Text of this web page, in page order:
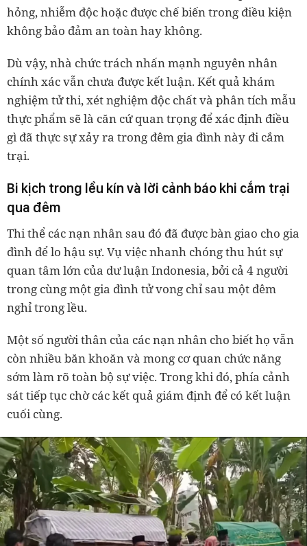
hỏng, nhiễm độc hoặc được chế biến trong điều kiện
không bảo đảm an toàn hay không.
Dù vậy, nhà chức trách nhấn mạnh nguyên nhân
chính xác vẫn chưa được kết luận. Kết quả khám
nghiệm tử thi, xét nghiệm độc chất và phân tích mẫu
thực phẩm sẽ là căn cứ quan trọng để xác định điều
gì đã thực sự xảy ra trong đêm gia đình này đi cắm
trại.
Bi kịch trong lều kín và lời cảnh báo khi cắm trại
qua đêm
Thi thể các nạn nhân sau đó đã được bàn giao cho gia
đình để lo hậu sự. Vụ việc nhanh chóng thu hút sự
quan tâm lớn của dư luận Indonesia, bởi cả 4 người
trong cùng một gia đình tử vong chỉ sau một đêm
nghỉ trong lều.
Một số người thân của các nạn nhân cho biết họ vẫn
còn nhiều băn khoăn và mong cơ quan chức năng
sớm làm rõ toàn bộ sự việc. Trong khi đó, phía cảnh
sát tiếp tục chờ các kết quả giám định để có kết luận
cuối cùng.